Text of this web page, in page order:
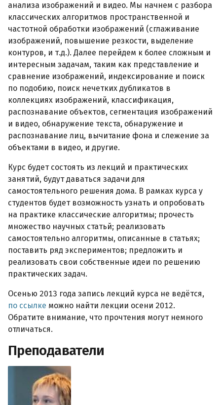
анализа изображений и видео. Мы начнем с разбора
классических алгоритмов пространственной и
частотной обработки изображений (сглаживание
изображений, повышение резкости, выделение
контуров, и т.д.). Далее перейдем к более сложным и
интересным задачам, таким как представление и
сравнение изображений, индексирование и поиск
по подобию, поиск нечетких дубликатов в
коллекциях изображений, классификация,
распознавание объектов, сегментация изображений
и видео, обнаружение текста, обнаружение и
распознавание лиц, вычитание фона и слежение за
объектами в видео, и другие.
Курс будет состоять из лекций и практических
занятий, будут даваться задачи для
самостоятельного решения дома. В рамках курса у
студентов будет возможность узнать и опробовать
на практике классические алгоритмы; прочесть
множество научных статьй; реализовать
самостоятельно алгоритмы, описанные в статьях;
поставить ряд экспериментов; предложить и
реализовать свои собственные идеи по решению
практических задач.
Осенью 2013 года запись лекций курса не ведётся,
по ссылке можно найти лекции осени 2012.
Обратите внимание, что прочтения могут немного
отличаться.
Преподаватели